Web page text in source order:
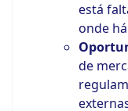
está
onde
de